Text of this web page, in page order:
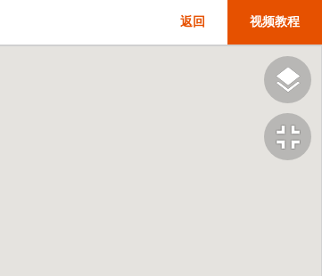
视频教程
返回
fullscreen_exit